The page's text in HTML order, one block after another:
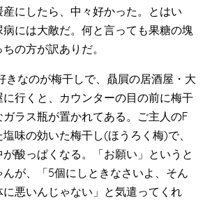
にしたら、中々好かった。とはい
病には大敵だ。何と言っても果糖の塊
ちの方が訳ありだ。
なのが梅干しで、贔屓の居酒屋・大
行くと、カウンターの目の前に梅干
ガラス瓶が置かれてある。ご主人のF
味の効いた梅干し(ほうろく梅)で、
酸っぱくなる。「お願い」というと
が、「5個にしときなさいよ、そん
悪いんじゃない」と気遣ってくれ